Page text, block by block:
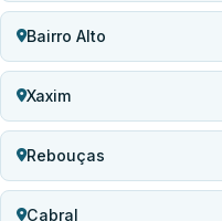
Bairro Alto
Xaxim
Rebouças
Cabral